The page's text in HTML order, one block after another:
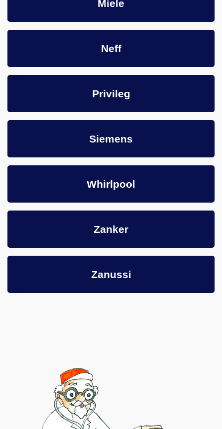
Miele
Neff
Privileg
Siemens
Whirlpool
Zanker
Zanussi